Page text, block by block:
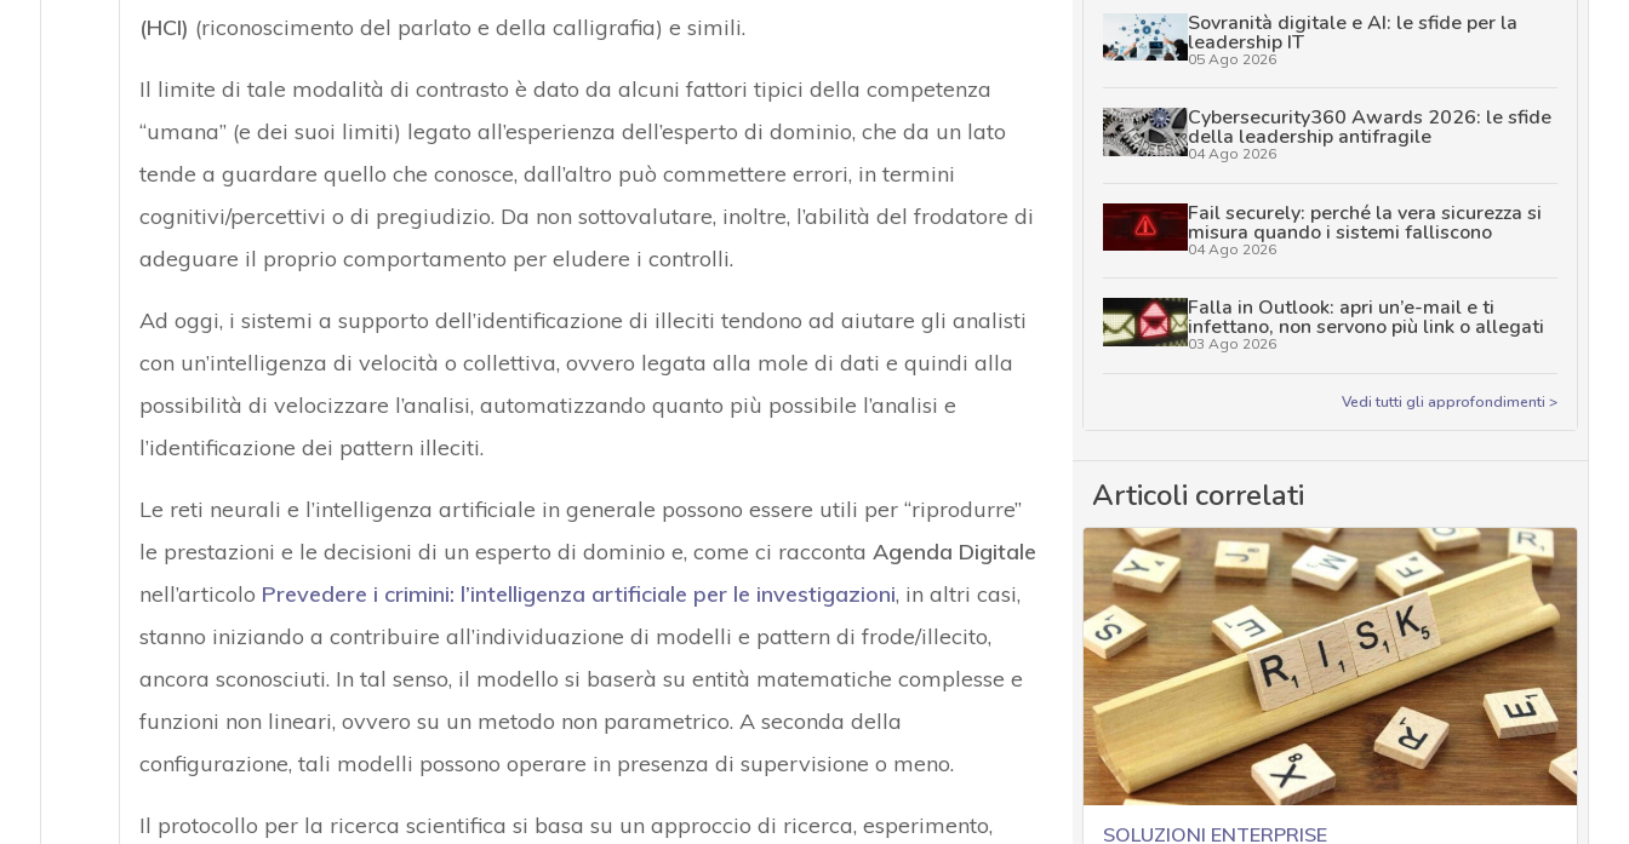
(HCI) (riconoscimento del parlato e della calligrafia) e simili.
Il limite di tale modalità di contrasto è dato da alcuni fattori tipici della competenza
“umana” (e dei suoi limiti) legato all’esperienza dell’esperto di dominio, che da un lato
tende a guardare quello che conosce, dall’altro può commettere errori, in termini
cognitivi/percettivi o di pregiudizio. Da non sottovalutare, inoltre, l’abilità del frodatore di
adeguare il proprio comportamento per eludere i controlli.
Ad oggi, i sistemi a supporto dell’identificazione di illeciti tendono ad aiutare gli analisti
con un’intelligenza di velocità o collettiva, ovvero legata alla mole di dati e quindi alla
possibilità di velocizzare l’analisi, automatizzando quanto più possibile l’analisi e
l’identificazione dei pattern illeciti.
Le reti neurali e l’intelligenza artificiale in generale possono essere utili per “riprodurre”
le prestazioni e le decisioni di un esperto di dominio e, come ci racconta Agenda Digitale
nell’articolo Prevedere i crimini: l’intelligenza artificiale per le investigazioni, in altri casi,
stanno iniziando a contribuire all’individuazione di modelli e pattern di frode/illecito,
ancora sconosciuti. In tal senso, il modello si baserà su entità matematiche complesse e
funzioni non lineari, ovvero su un metodo non parametrico. A seconda della
configurazione, tali modelli possono operare in presenza di supervisione o meno.
Il protocollo per la ricerca scientifica si basa su un approccio di ricerca, esperimento,
Sovranità digitale e AI: le sfide per la
leadership IT
05 Ago 2026
Cybersecurity360 Awards 2026: le sfide
della leadership antifragile
04 Ago 2026
Fail securely: perché la vera sicurezza si
misura quando i sistemi falliscono
04 Ago 2026
Falla in Outlook: apri un’e-mail e ti
infettano, non servono più link o allegati
03 Ago 2026
Vedi tutti gli approfondimenti >
Articoli correlati
SOLUZIONI ENTERPRISE